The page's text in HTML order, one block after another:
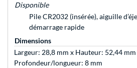
Disponible
Pile CR2032 (insérée), aiguille
démarrage rapide
Dimensions
Largeur: 28,8 mm x Hauteur: 52,44 mm
Profondeur/longueur: 8 mm